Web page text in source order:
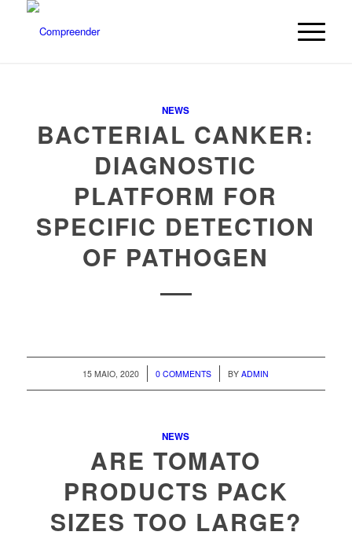
NEWS
BACTERIAL CANKER:
DIAGNOSTIC
PLATFORM FOR
SPECIFIC DETECTION
OF PATHOGEN
15 MAIO, 2020
/ 0 COMMENTS
/ BYADMIN
NEWS
ARE TOMATO
PRODUCTS PACK
SIZES TOO LARGE?